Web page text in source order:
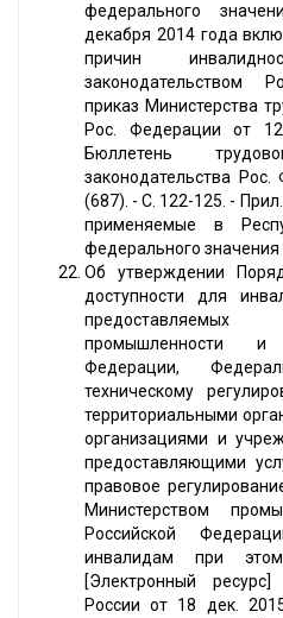
федерального
декабря 2014 года
причин
законодательством
приказ Министерства
Рос. Федерации от
Бюллетень
законодательства
(687). - С. 122-125. -
применяемые в
федерального значения
Об утверждении
доступности для
промышленности и
Федерации,
техническому
территориальными
организациями и
предоставляющими
правовое
Министерством
Российской
инвалидам при
[Электронный
России от 18 дек.